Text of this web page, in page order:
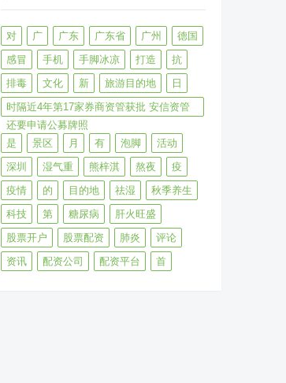
对 广 广东 广东省 广州
德国
感冒
手机 手脚冰凉 打造
抗
排毒
文化 新 旅游目的地
日
时隔近4年第17家券商资管获批 安信资管
还要申请公募牌照
是
景区 月 有 泡脚
活动
深圳
湿气重 熊梓淇 熬夜
疫
疫情
的 目的地 祛湿
秋季养生
科技
第 糖尿病
肝火旺盛
股票开户
股票配资 肺炎
评论
资讯
配资公司 配资平台 首